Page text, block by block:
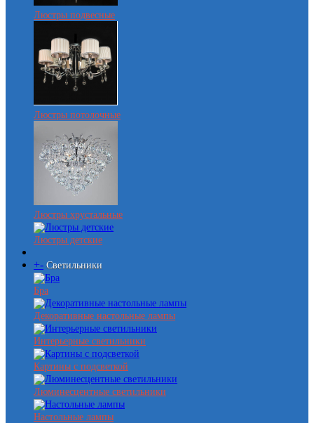
Люстры подвесные
Люстры потолочные
Люстры хрустальные
Люстры детские
+- Светильники
Бра
Декоративные настольные лампы
Интерьерные светильники
Картины с подсветкой
Люминесцентные светильники
Настольные лампы